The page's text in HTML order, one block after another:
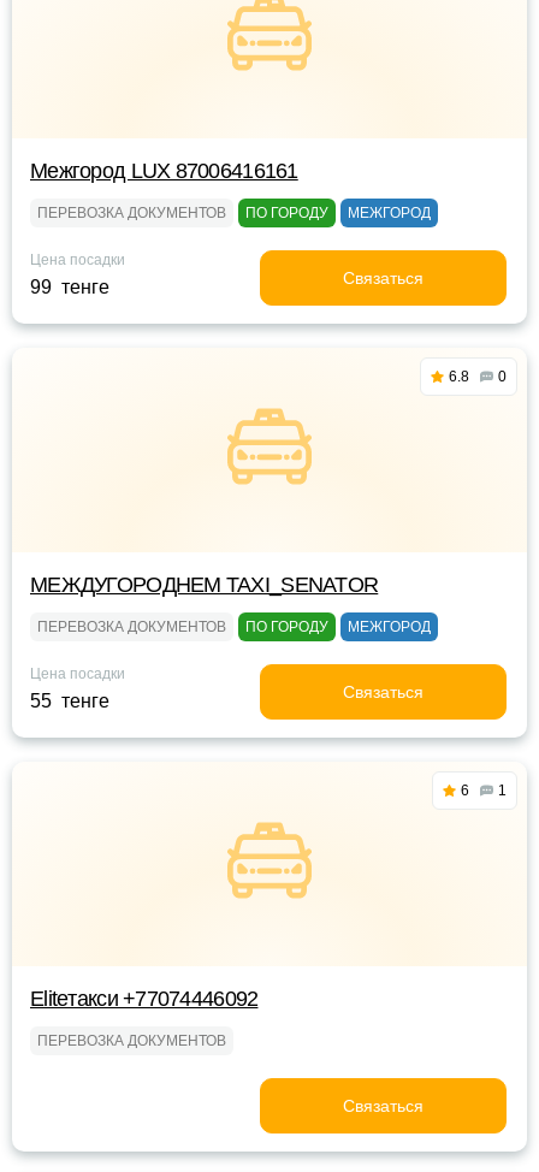
Межгород LUX 87006416161
ПЕРЕВОЗКА ДОКУМЕНТОВ ПО ГОРОДУ МЕЖГОРОД
Цена посадки
99 тенге Связаться
6.8 0
МЕЖДУГОРОДНЕМ TAXI_SENATOR
ПЕРЕВОЗКА ДОКУМЕНТОВ ПО ГОРОДУ МЕЖГОРОД
Цена посадки
55 тенге Связаться
6 1
Eliteтакси +77074446092
ПЕРЕВОЗКА ДОКУМЕНТОВ
Связаться